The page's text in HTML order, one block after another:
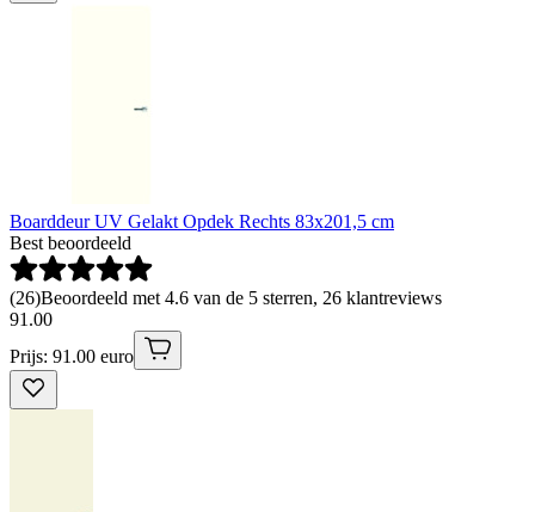
Boarddeur UV Gelakt Opdek Rechts 83x201,5 cm
Best beoordeeld
(26)Beoordeeld met 4.6 van de 5 sterren, 26 klantreviews
91 .00
Prijs: 91.00 euro